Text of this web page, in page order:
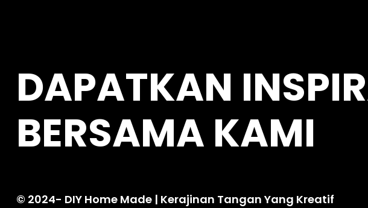
DAPATKAN
BERSAMA KAMI
© 2024- DIY Home Made| Kerajinan Tangan Yang Kreatif